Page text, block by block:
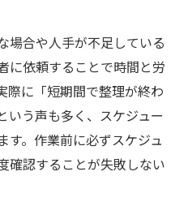
場合や人手が不足している
に依頼することで時間と労
際に「短期間で整理が終わ
いう声も多く、スケジュー
す。作業前に必ずスケジュ
確認することが失敗しない